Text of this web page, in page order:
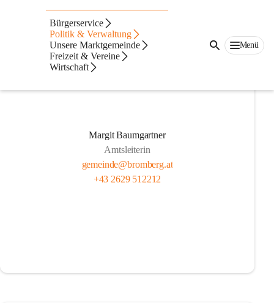
Bürgerservice
Politik & Verwaltung
Unsere Marktgemeinde
Freizeit & Vereine
Wirtschaft
Menü
Mitarbeiter
Margit Baumgartner
Amtsleiterin
gemeinde@bromberg.at
+43 2629 512212